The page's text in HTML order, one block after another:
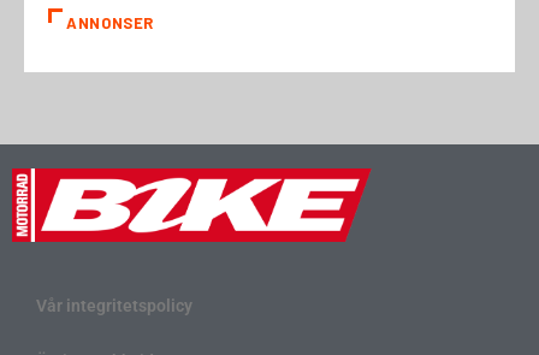
ANNONSER
Vår integritetspolicy